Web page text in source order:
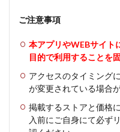
ご注意事項
本アプリやWEBサイト
目的で利用することを
アクセスのタイミング
が変更されている場合
掲載するストアと価格
入前にご自身にて必ず